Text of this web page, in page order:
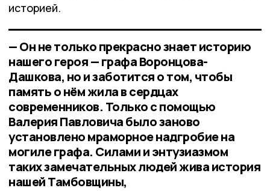
историей.
— Он не только прекрасно знает историю
нашего героя — графа Воронцова-
Дашкова, но и заботится о том, чтобы
память о нём жила в сердцах
современников. Только с помощью
Валерия Павловича было заново
установлено мраморное надгробие на
могиле графа. Силами и энтузиазмом
таких замечательных людей жива история
нашей Тамбовщины,